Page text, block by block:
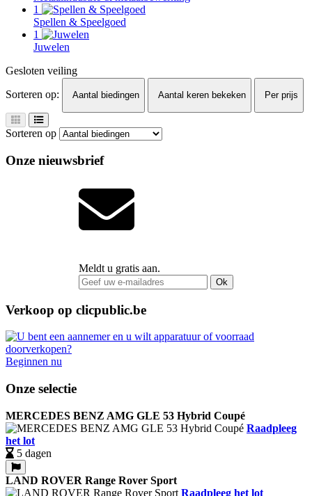
1
Spellen & Speelgoed
1
Juwelen
Gesloten veiling
Sorteren op:
Aantal biedingen Aantal keren bekeken Per prijs
Sorteren op
Onze nieuwsbrief
Meldt u gratis aan.
Ok
Verkoop op clicpublic.be
Beginnen nu
Onze selectie
MERCEDES BENZ AMG GLE 53 Hybrid Coupé
Raadpleeg
het lot
5 dagen
LAND ROVER Range Rover Sport
Raadpleeg het lot